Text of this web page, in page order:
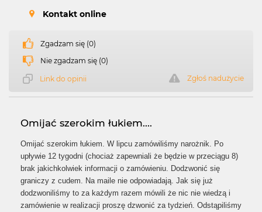
Kontakt online
Zgadzam się (0)
Nie zgadzam się (0)
Link do opinii Zgłoś nadużycie
Omijać szerokim łukiem....
Omijać szerokim łukiem. W lipcu zamówiliśmy narożnik. Po
upływie 12 tygodni (chociaż zapewniali że będzie w przeciągu 8)
brak jakichkolwiek informacji o zamówieniu. Dodzwonić się
graniczy z cudem. Na maile nie odpowiadają. Jak się już
dodzwoniliśmy to za każdym razem mówili że nic nie wiedzą i
zamówienie w realizacji proszę dzwonić za tydzień. Odstąpiliśmy